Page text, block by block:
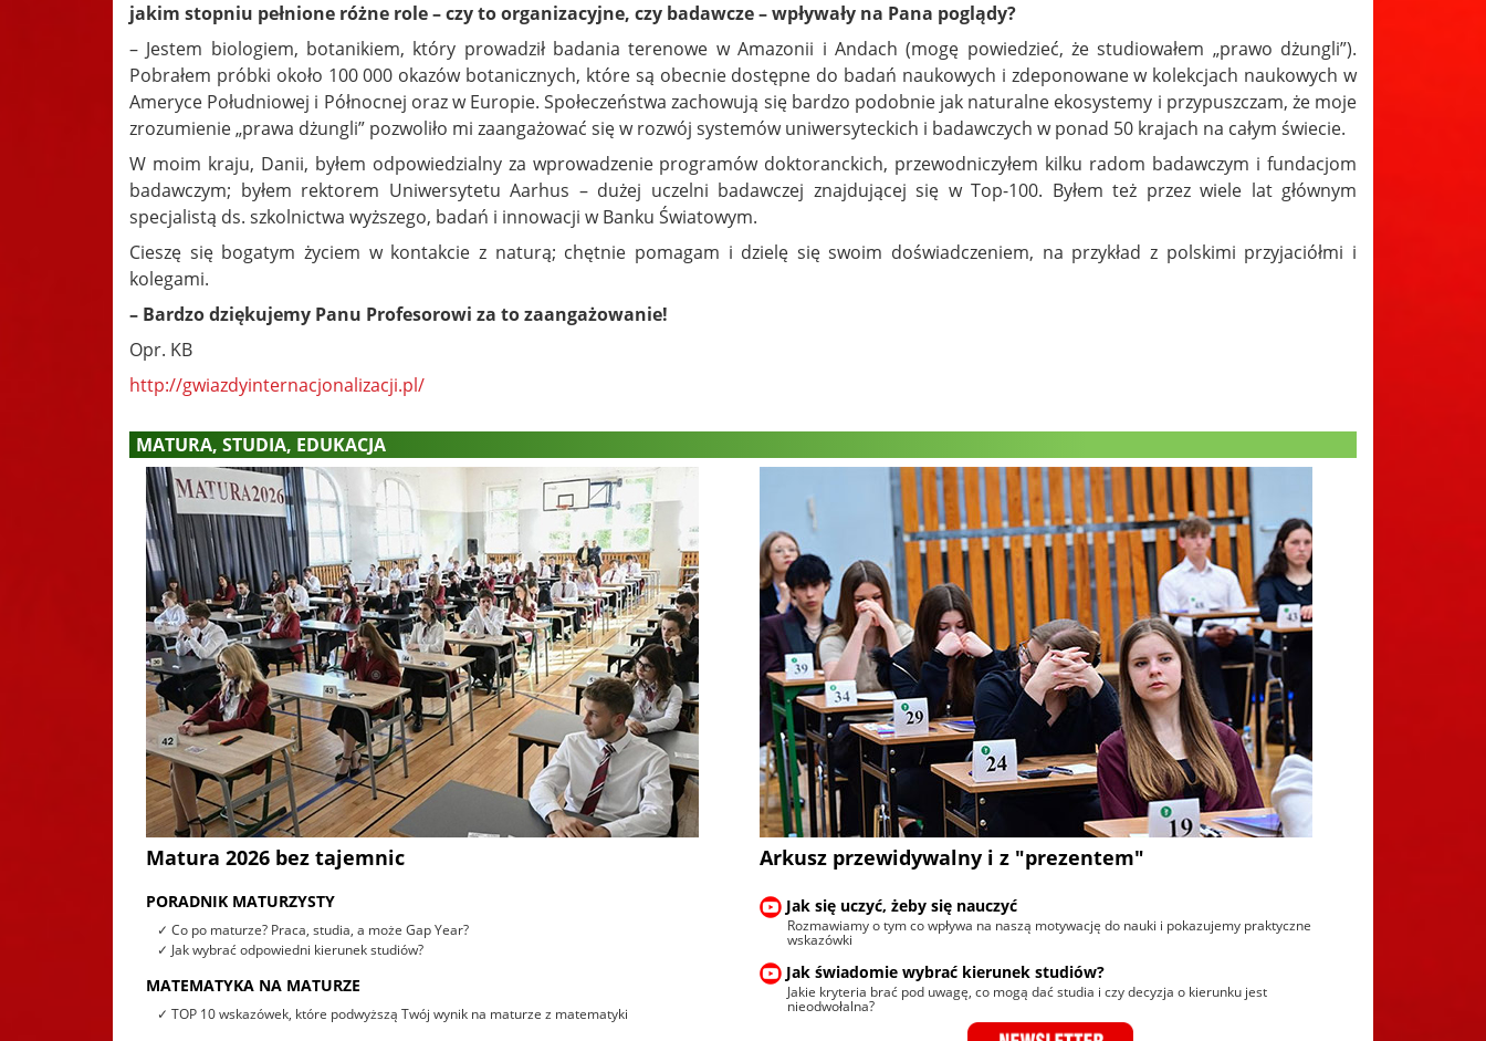
jakim stopniu pełnione różne role – czy to organizacyjne, czy badawcze – wpływały na Pana poglądy?
– Jestem biologiem, botanikiem, który prowadził badania terenowe w Amazonii i Andach (mogę powiedzieć, że studiowałem „prawo dżungli”).
Pobrałem próbki około 100 000 okazów botanicznych, które są obecnie dostępne do badań naukowych i zdeponowane w kolekcjach naukowych w
Ameryce Południowej i Północnej oraz w Europie. Społeczeństwa zachowują się bardzo podobnie jak naturalne ekosystemy i przypuszczam, że moje
zrozumienie „prawa dżungli” pozwoliło mi zaangażować się w rozwój systemów uniwersyteckich i badawczych w ponad 50 krajach na całym świecie.
W moim kraju, Danii, byłem odpowiedzialny za wprowadzenie programów doktoranckich, przewodniczyłem kilku radom badawczym i fundacjom
badawczym; byłem rektorem Uniwersytetu Aarhus – dużej uczelni badawczej znajdującej się w Top-100. Byłem też przez wiele lat głównym
specjalistą ds. szkolnictwa wyższego, badań i innowacji w Banku Światowym.
Cieszę się bogatym życiem w kontakcie z naturą; chętnie pomagam i dzielę się swoim doświadczeniem, na przykład z polskimi przyjaciółmi i
kolegami.
– Bardzo dziękujemy Panu Profesorowi za to zaangażowanie!
Opr. KB
http://gwiazdyinternacjonalizacji.pl/
MATURA, STUDIA, EDUKACJA
Matura 2026 bez tajemnic Arkusz przewidywalny i z "prezentem"
PORADNIK MATURZYSTY
✓ Co po maturze? Praca, studia, a może Gap Year?
✓ Jak wybrać odpowiedni kierunek studiów?
MATEMATYKA NA MATURZE
✓ TOP 10 wskazówek, które podwyższą Twój wynik na maturze z matematyki
Jak się uczyć, żeby się nauczyć
Rozmawiamy o tym co wpływa na naszą motywację do nauki i pokazujemy praktyczne
wskazówki
Jak świadomie wybrać kierunek studiów?
Jakie kryteria brać pod uwagę, co mogą dać studia i czy decyzja o kierunku jest
nieodwołalna?